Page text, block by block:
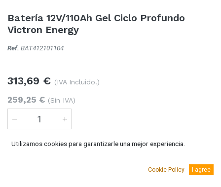
Batería 12V/110Ah Gel Ciclo Profundo
Victron Energy
Ref. BAT412101104
313,69 € (IVA Incluido.)
259,25 € (Sin IVA)
Añadir al carro
Utilizamos cookies para garantizarle una mejor experiencia.
Cookie Policy I agree